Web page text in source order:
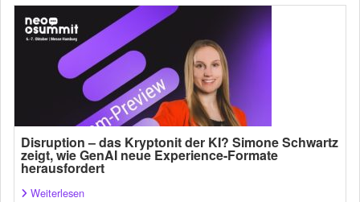
Disruption – das Kryptonit der KI? Simone Schwartz
zeigt, wie GenAI neue Experience-Formate
herausfordert
Weiterlesen